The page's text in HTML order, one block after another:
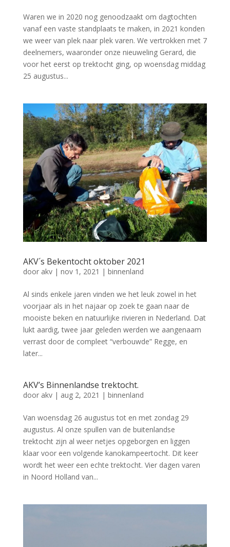
Waren we in 2020 nog genoodzaakt om dagtochten
vanaf een vaste standplaats te maken, in 2021 konden
we weer van plek naar plek varen. We vertrokken met 7
deelnemers, waaronder onze nieuweling Gerard, die
voor het eerst op trektocht ging, op woensdag middag
25 augustus...
AKV´s Bekentocht oktober 2021
door akv| nov 1, 2021 | binnenland
Al sinds enkele jaren vinden we het leuk zowel in het
voorjaar als in het najaar op zoek te gaan naar de
mooiste beken en natuurlijke rivieren in Nederland. Dat
lukt aardig, twee jaar geleden werden we aangenaam
verrast door de compleet “verbouwde” Regge, en
later...
AKV’s Binnenlandse trektocht.
door akv| aug 2, 2021 | binnenland
Van woensdag 26 augustus tot en met zondag 29
augustus. Al onze spullen van de buitenlandse
trektocht zijn al weer netjes opgeborgen en liggen
klaar voor een volgende kanokampeertocht. Dit keer
wordt het weer een echte trektocht. Vier dagen varen
in Noord Holland van...